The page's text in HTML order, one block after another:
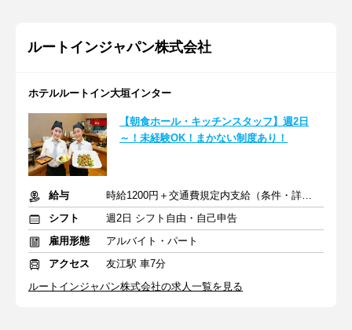
ルートインジャパン株式会社
ホテルルートイン大垣インター
【朝食ホール・キッチンスタッフ】週2日
～！未経験OK！まかない制度あり！
給与
時給1200円＋交通費規定内支給（条件・詳細は面接にて）
シフト
週2日 シフト自由・自己申告
雇用形態
アルバイト・パート
アクセス
友江駅 車7分
ルートインジャパン株式会社の求人一覧を見る